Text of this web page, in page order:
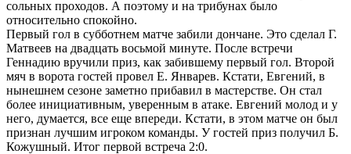
сольных проходов. А поэтому и на трибунах было
относительно спокойно.
Первый гол в субботнем матче забили дончане. Это сделал Г.
Матвеев на двадцать восьмой минуте. После встречи
Геннадию вручили приз, как забившему первый гол. Второй
мяч в ворота гостей провел Е. Январев. Кстати, Евгений, в
нынешнем сезоне заметно прибавил в мастерстве. Он стал
более инициативным, уверенным в атаке. Евгений молод и у
него, думается, все еще впереди. Кстати, в этом матче он был
признан лучшим игроком команды. У гостей приз получил Б.
Кожушный. Итог первой встреча 2:0.